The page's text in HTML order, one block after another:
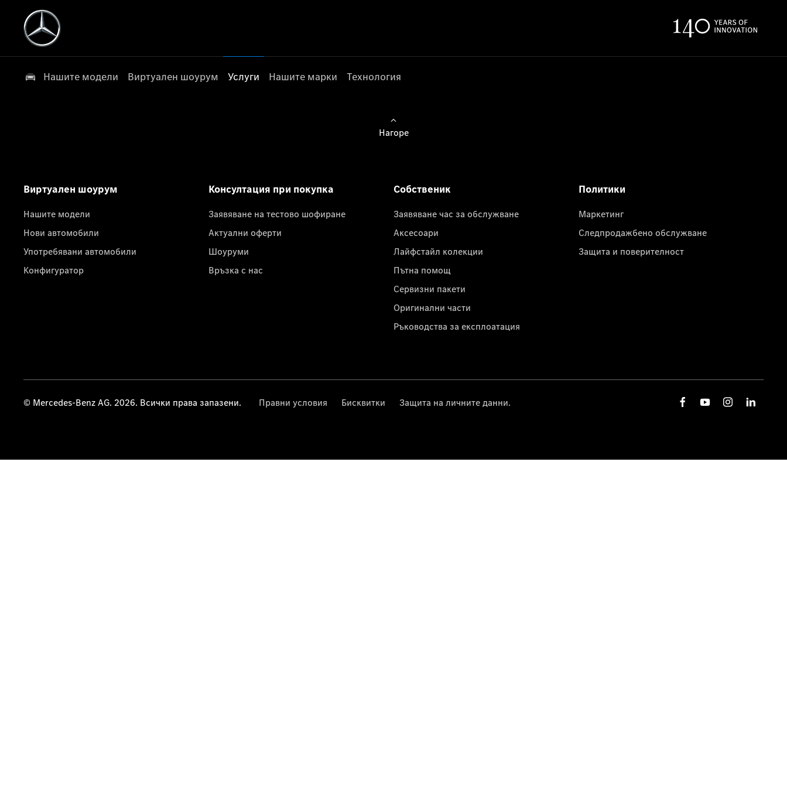
Нашите модели Виртуален шоурум Услуги Нашите марки Технология
Нагоре
Виртуален шоурум
Нашите модели
Нови автомобили
Употребявани автомобили
Конфигуратор
Консултация при покупка
Заявяване на тестово шофиране
Актуални оферти
Шоуруми
Връзка с нас
Собственик
Заявяване час за обслужване
Аксесоари
Лайфстайл колекции
Пътна помощ
Сервизни пакети
Оригинални части
Ръководства за експлоатация
Политики
Маркетинг
Следпродажбено обслужване
Защита и поверителност
© Mercedes-Benz AG. 2026. Всички права запазени. Правни условия Бисквитки Защита на личните данни.